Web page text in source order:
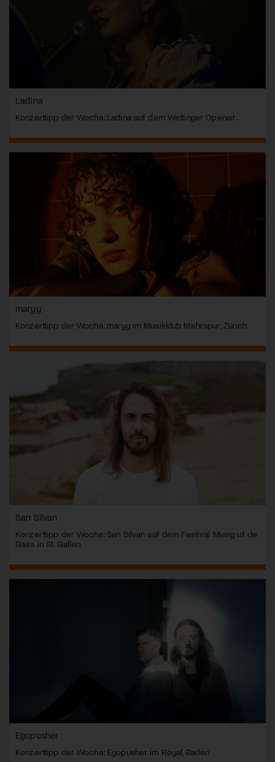
Ladina
Konzerttipp der Woche: Ladina auf dem Wettinger Openair.
maryy
Konzerttipp der Woche: maryy im Musikklub Mehrspur, Zürich
San Silvan
Konzerttipp der Woche: San Silvan auf dem Festival Musig uf de
Gass in St. Gallen
Egopusher
Konzerttipp der Woche: Egopusher im Royal, Baden